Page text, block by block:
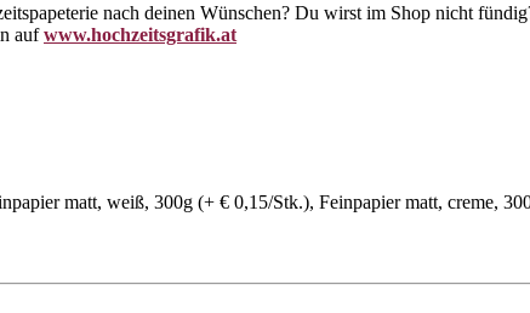
nach deinen Wünschen? Du wirst im Shop nicht
aufwww.hochzeitsgrafik.at
matt, weiß, 300g (+ € 0,15/Stk.), Feinpapier matt, creme,